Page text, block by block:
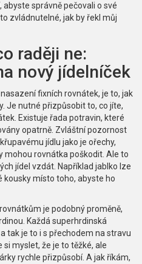
správně pečovali o své
zvládnutelné, jak by řekl můj
raději ne:
nový jídelníček
fixních rovnátek, je to, jak
Je nutné přizpůsobit to, co jíte,
Existuje řada potravin, které
opatrně. Zvláštní pozornost
jídlu jako je ořechy,
mohou rovnátka poškodit. Ale to
jídel vzdát. Například jablko lze
kousky místo toho, abyste ho
je podobný proměně,
Každá superhrdinská
tak je to i s přechodem na stravu
myslet, že je to těžké, ale
rychle přizpůsobí. A jak říkám,